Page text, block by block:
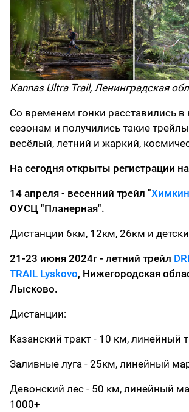
Kannas Ultra Trail, Ленинградская
Со временем гонки расставились в
сезонам и получились такие
весёлый, летний и жаркий,
На сегодня открыты регистрации
14 апреля - весенний трейл "
ОУСЦ "Планерная".
Дистанции 6км, 12км, 26км и
21-23 июня 2024г - летний трейл
TRAIL Lyskovo, Нижегородская
Лысково.
Дистанции:
Казанский тракт - 10 км, линейный
Заливные луга - 25км, линейный
Девонский лес - 50 км, линейный
1000+